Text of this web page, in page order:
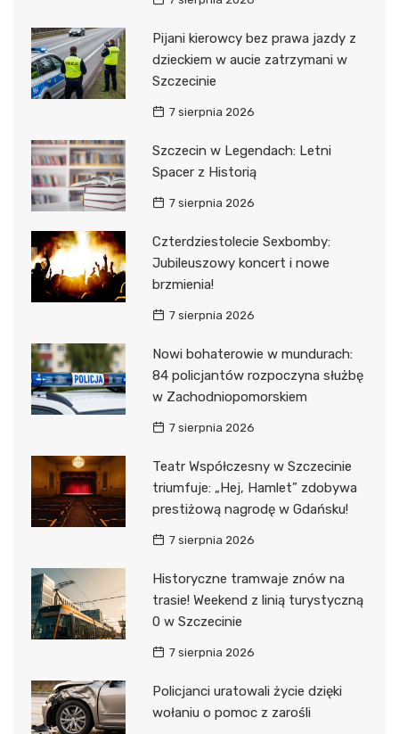
Pijani kierowcy bez prawa jazdy z
dzieckiem w aucie zatrzymani w
Szczecinie
7 sierpnia 2026
Szczecin w Legendach: Letni
Spacer z Historią
7 sierpnia 2026
Czterdziestolecie Sexbomby:
Jubileuszowy koncert i nowe
brzmienia!
7 sierpnia 2026
Nowi bohaterowie w mundurach:
84 policjantów rozpoczyna służbę
w Zachodniopomorskiem
7 sierpnia 2026
Teatr Współczesny w Szczecinie
triumfuje: „Hej, Hamlet” zdobywa
prestiżową nagrodę w Gdańsku!
7 sierpnia 2026
Historyczne tramwaje znów na
trasie! Weekend z linią turystyczną
0 w Szczecinie
7 sierpnia 2026
Policjanci uratowali życie dzięki
wołaniu o pomoc z zarośli